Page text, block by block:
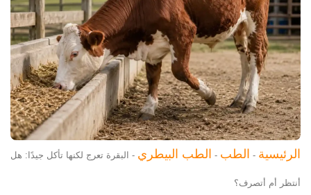
الرئيسية - الطب - الطب البيطري - البقرة تعرج لكنها تأكل جيدًا: هل
أنتظر أم أتصرف؟